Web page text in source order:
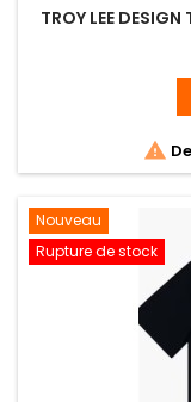
TROY LEE DESIGN

Nouveau
Rupture de stock